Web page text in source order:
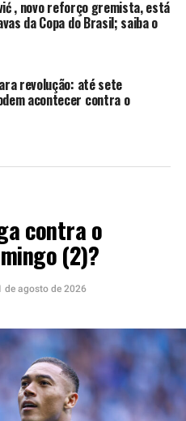
passar
ficou definido que
por cirurgia. Sendo assim,
à disposição da comissão
ainda não há uma data
Grêmio liga sinal de
na Libertadores
possibilidade é a utilização
O lateral-direito atuou
na final do Gauchão, pelo
United, ele ganhou
seu irmão gêmeo,
, novo reforço gremista, está
da Copa do Brasil; saiba o
revolução: até sete
acontecer contra o
contra o
(2)?
de agosto de 2026